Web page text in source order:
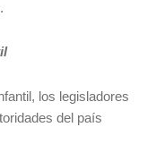
los legisladores
del país